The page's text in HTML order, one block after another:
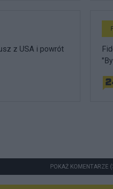
z USA i powrót
POKAŻ KOMENTARZE